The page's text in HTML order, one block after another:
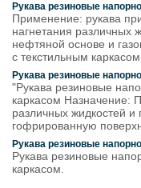
Рукава резиновые
Применение: рукава
нагнетания различных
нефтяной основе и
с текстильным
Рукава резиновые
"Рукава резиновые
каркасом Назначение:
различных жидкостей
гофрированную
Рукава резиновые
Рукава резиновые
каркасом.